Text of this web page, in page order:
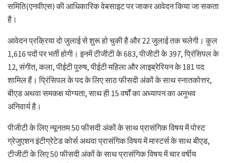
समिति(एनवीएस) की आधिकारिक वेबसाइट पर जाकर आवेदन किया जा सकता
है।
आवेदन प्रक्रिया दो जुलाई से शुरू हो चुकी है और 22 जुलाई तक चलेगी। कुल
1,616 पदों पर भर्ती होगी। इनमें टीजीटी के 683, पीजीटी के 397, प्रिंसिपल के
12, संगीत, कला, पीईटी पुरुष, पीईटी महिला और लाइब्रेरियन के 181 पद
शामिल हैं। प्रिंसिपल के पद के लिए साठ फीसदी अंकों के साथ स्नातकोत्तर,
बीएड अथवा समकक्ष योग्यता, साथ ही 15 वर्षों का अध्यापन का अनुभव
अनिवार्य है।
पीजीटी के लिए न्यूनतम 50 फीसदी अंकों के साथ प्रासंगिक विषय में पोस्ट
ग्रेजुएशन इंटीग्रेटेड कोर्स अथवा प्रासंगिक विषय में मास्टर्स के साथ बीएड,
टीजीटी के लिए 50 फीसदी अंकों के साथ प्रासंगिक विषय में चार वर्षीय